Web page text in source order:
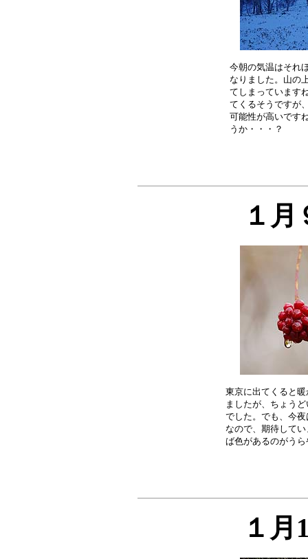
今朝の気温はそれ
なりました。山の
てしまっています
てくるそうですが
可能性が高いです
１
東京に出てくると
ましたが、ちょう
でした。でも、今
なので、期待して
１月